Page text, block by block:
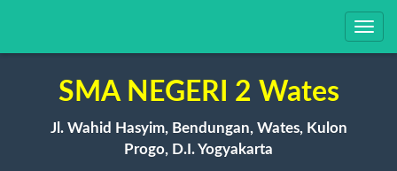
SMA NEGERI 2 Wates
Jl. Wahid Hasyim, Bendungan, Wates, Kulon
Progo, D.I. Yogyakarta